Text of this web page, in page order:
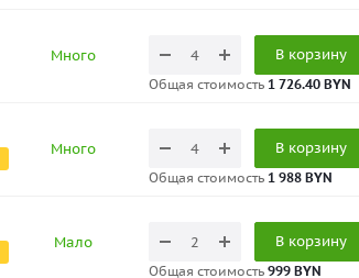
Много В корзину
Общая стоимость 1 726.40 BYN
Много В корзину
Общая стоимость 1 988 BYN
Мало В корзину
Общая стоимость 999 BYN